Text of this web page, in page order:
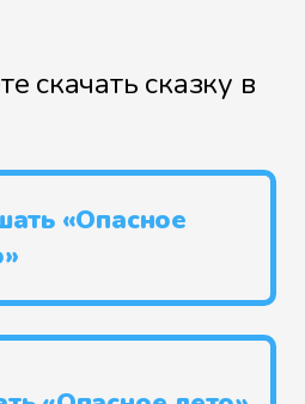
скачать сказку в
«Опасное